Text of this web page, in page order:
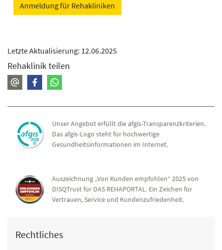
Anmeldung für Rehakliniken
Letzte Aktualisierung: 12.06.2025
Rehaklinik teilen
Unser Angebot erfüllt die afgis-Transparenzkriterien.
Das afgis-Logo steht für hochwertige
Gesundheitsinformationen im Internet.
Auszeichnung „Von Kunden empfohlen“ 2025 von
DISQTrust für DAS REHAPORTAL. Ein Zeichen für
Vertrauen, Service und Kundenzufriedenheit.
Rechtliches